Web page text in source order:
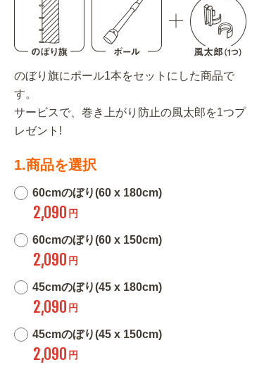
のぼり旗にポール1本をセットにした商品で
す。
サービスで、巻き上がり防止の風太郎を1つプ
レゼント!
1.商品を選択
60cmのぼり(60 x 180cm)
2,090 円
60cmのぼり(60 x 150cm)
2,090 円
45cmのぼり(45 x 180cm)
2,090 円
45cmのぼり(45 x 150cm)
2,090 円